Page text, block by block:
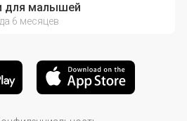
для малышей
6 месяцев